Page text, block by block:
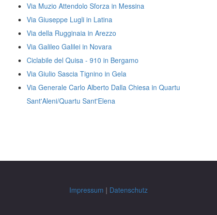
Via Muzio Attendolo Sforza in Messina
Via Giuseppe Lugli in Latina
Via della Rugginaia in Arezzo
Via Galileo Galilei in Novara
Ciclabile del Quisa - 910 in Bergamo
Via Giulio Sascia Tignino in Gela
Via Generale Carlo Alberto Dalla Chiesa in Quartu
Sant'Aleni/Quartu Sant'Elena
Impressum | Datenschutz